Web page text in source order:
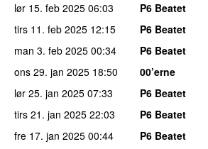
lør 15. feb 2025 06:03
P6 Beatet
tirs 11. feb 2025 12:15
P6 Beatet
man 3. feb 2025 00:34
P6 Beatet
ons 29. jan 2025 18:50
00’erne
lør 25. jan 2025 07:33
P6 Beatet
tirs 21. jan 2025 22:03
P6 Beatet
fre 17. jan 2025 00:44
P6 Beatet